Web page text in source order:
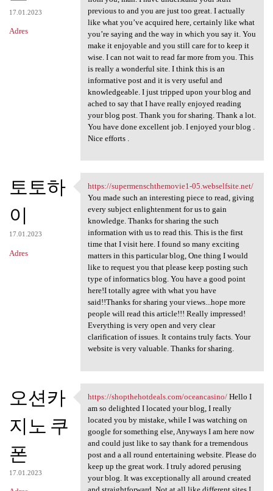
17.01.2023
Adres
previous to and you are just too great. I actually
like what you’ve acquired here, certainly like what
you’re saying and the way in which you say it. You
make it enjoyable and you still care for to keep it
wise. I can not wait to read far more from you. This
is really a wonderful site. I think this is an
informative post and it is very useful and
knowledgeable. I just tripped upon your blog and
ached to say that I have really enjoyed reading
your blog post. Thank you for sharing. Thank a lot.
You have done excellent job. I enjoyed your blog .
Nice efforts .
토토하
이
17.01.2023
Adres
https://supermenschthemovie1
https://supermenschthemovie1-05.webselfsite.net/
You made such an interesting piece to read, giving
every subject enlightenment for us to gain
knowledge. Thanks for sharing the such
information with us to read this. This is the first
time that I visit here. I found so many exciting
matters in this particular blog, One thing I would
like to request you that please keep posting such
type of informatics blog. You have a good point
here!I totally agree with what you have
said!!Thanks for sharing your views...hope more
people will read this article!!! Really impressed!
Everything is very open and very clear
clarification of issues. It contains truly facts. Your
website is very valuable. Thanks for sharing.
오션카
지노 쿠
폰
17.01.2023
https://shopthehotdeals.com
https://shopthehotdeals.com/oceancasino/Hello I
am so delighted I located your blog, I really
located you by mistake, while I was watching on
google for something else, Anyways I am here now
and could just like to say thank for a tremendous
post and a all round entertaining website. Please do
keep up the great work. I truly adored perusing
your blog. It was exceptionally all around created